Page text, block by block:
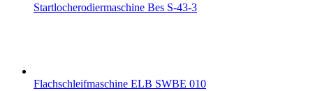
Startlocherodiermaschine Bes S-43-3
Flachschleifmaschine ELB SWBE 010